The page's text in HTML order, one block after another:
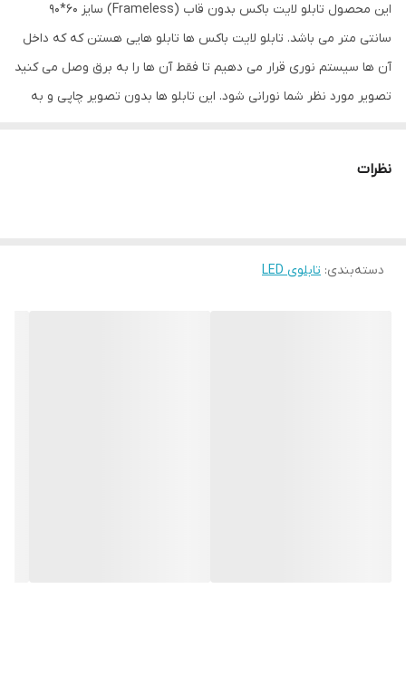
این محصول تابلو لایت باکس بدون قاب (Frameless) سایز 60*90
سانتی متر می باشد. تابلو لایت باکس ها تابلو هایی هستن که که داخل
آن ها سیستم نوری قرار می دهیم تا فقط آن ها را به برق وصل می کنید
تصویر مورد نظر شما نورانی شود. این تابلو ها بدون تصویر چاپی و به
و در داخل این لایت باکس ها قرار بدهید. انجام این کار راحت است فقط
بنابراین هر زمان بخواهید می توانید طرح تصویر را تغییر دهید. این
نظرات
دسته‌بندی: تابلوی LED